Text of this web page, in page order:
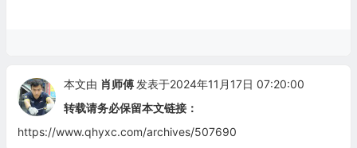
本文由 肖师傅 发表于2024年11月17日 07:20:00
转载请务必保留本文链接：
https://www.qhyxc.com/archives/507690